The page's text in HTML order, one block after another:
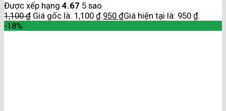
Được xếp hạng 4.67 5 sao
1,100₫ Giá gốc là: 1,100 ₫.950 ₫Giá hiện tại là: 950 ₫.
-18%